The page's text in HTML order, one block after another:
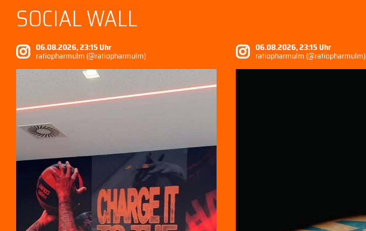
SOCIAL WALL
06.08.2026, 23:15 Uhr
ratiopharmulm (@ratiopharmulm)
06.08.2026, 23:15 Uhr
ratiopharmulm (@ratiopharmulm)